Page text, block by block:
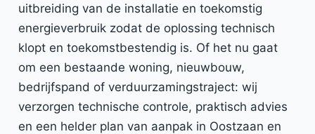
uitbreiding van de installatie en toekomstig
energieverbruik zodat de oplossing technisch
klopt en toekomstbestendig is. Of het nu gaat
om een bestaande woning, nieuwbouw,
bedrijfspand of verduurzamingstraject: wij
verzorgen technische controle, praktisch advies
en een helder plan van aanpak in Oostzaan en